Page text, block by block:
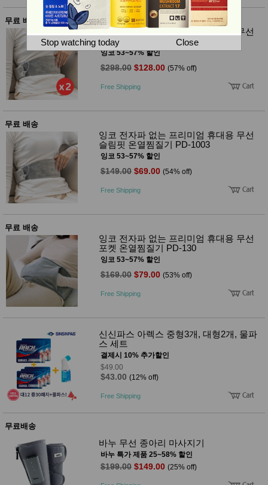
성용품
뷰
티
스킨케
어
메이크
업
헤어케
어/염색
바디케
어/향수
남성화
장품
미용제
품
주방가
전
계절/생
활가전
건강가
전
기브랜
드
보관용
조리용
품
주방소
품
양념/소
스/가루
건조식
품
농산품
유 놀이방
유아 보
판)
조형물
DIY
유아 이
Stop watching today Close
무료 배송
잉코 전자파 없는 프리미엄 휴대용 무선
슬림핏 온열찜질기 PD-1003 x2개
잉코 53~57% 할인
$298.00 $128.00 (57% off)
Free Shipping
무료 배송
잉코 전자파 없는 프리미엄 휴대용 무선
슬림핏 온열찜질기 PD-1003
잉코 53~57% 할인
$149.00 $69.00 (54% off)
Free Shipping
무료 배송
잉코 전자파 없는 프리미엄 휴대용 무선
포켓 온열찜질기 PD-130
잉코 53~57% 할인
$169.00 $79.00 (53% off)
Free Shipping
신신파스 아렉스 중형3개, 대형2개, 물파
스 세트
결제시 10% 추가할인
$49.00
$43.00 (12% off)
Free Shipping
무료배송
바누 무선 종아리 마사지기
바누 특가 제품 25~58% 할인
$199.00 $149.00 (25% off)